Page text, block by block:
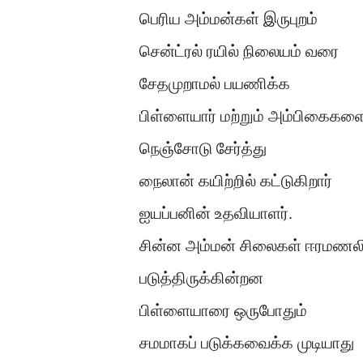
பெரிய அம்மன்கள் இருபுறம்
சென்ட்ரல் ரயில் நிலையம் வரை
சேதமுறாமல் பயணிக்க
பிள்ளையார் மற்றும்
நெஞ்சோடு சேர்த்து
நைலான் கயிற்றில் கட்டுகிறார்
ஐயப்பனின் உதவியாளர்.
சின்ன அம்மன் சிலைகள்
படுத்திருக்கின்றன
பிள்ளையாரை ஒருபோதும்
சமமாகப் படுக்கவைக்க முடியாது